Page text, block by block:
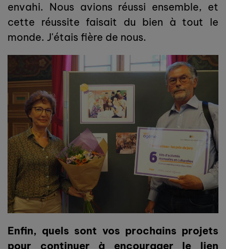
envahi. Nous avions réussi ensemble, et
cette réussite faisait du bien à tout le
monde. J'étais fière de nous.
Enfin, quels sont vos prochains projets
pour continuer à encourager le lien